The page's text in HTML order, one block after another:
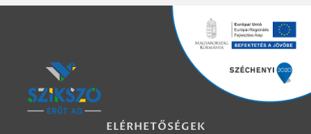
ELÉRHETŐSÉGEK